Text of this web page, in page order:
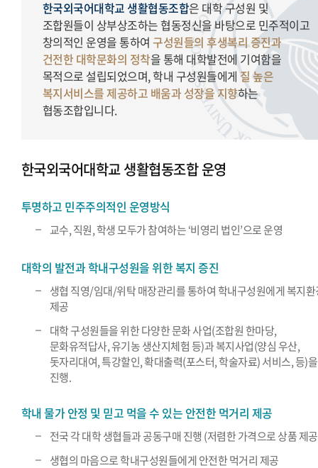
한국외국어대학교 생활협동조합은 대학 구성원 및
조합원들이 상부상조하는 협동정신을 바탕으로 민주적이고
창의적인 운영을 통하여구성원들의 후생복리 증진과
건전한 대학문화의 정착을 통해 대학발전에 기여함을
목적으로 설립되었으며, 학내 구성원들에게질 높은
복지서비스를 제공하고 배움과 성장을 지향하는
협동조합입니다.
한국외국어대학교 생활협동조합 운영
투명하고 민주주의적인 운영방식
교수, 직원, 학생 모두가 참여하는 ‘비영리 법인’으로 운영
대학의 발전과 학내구성원을 위한 복지 증진
생협 직영/임대/위탁 매장관리를 통하여 학내구성원에게 복지
제공
대학 구성원들을 위한 다양한 문화 사업(조합원 한마당,
문화유적답사, 유기농 생산지체험 등)과 복지사업(양심 우산,
돗자리대여, 특강할인, 확대출력(포스터, 학술자료) 서비스, 등)을
진행.
학내 물가 안정 및 믿고 먹을 수 있는 안전한 먹거리 제공
전국 각 대학 생협들과 공동구매 진행 (저렴한 가격으로 상품 제
생협의 마음으로 학내구성원들에게 안전한 먹거리 제공